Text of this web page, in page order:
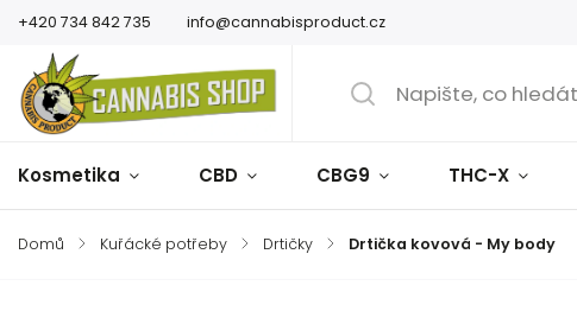
+420 734 842 735 info@cannabisproduct.cz
Kosmetika CBD CBG9 THC-X
Domů / Kuřácké potřeby / Drtičky / Drtička kovová - My body